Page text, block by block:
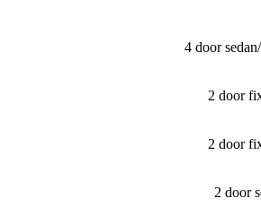
4 door
2 door
2 door
2 door